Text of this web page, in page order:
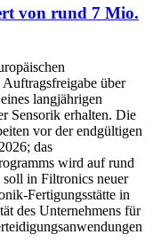
von rund 7 Mio.
über
langjährigen
Sensorik erhalten. Die
vor der endgültigen
das
wird auf rund
in Filtronics neuer
Fertigungsstätte in
des Unternehmens für